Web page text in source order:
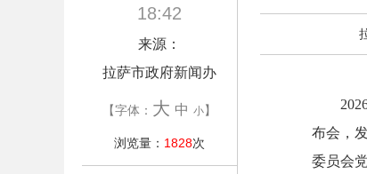
18:42
来源：
拉萨市政府新闻办
【字体： 大 中 小】
浏览量： 1828次
布会，
委员会